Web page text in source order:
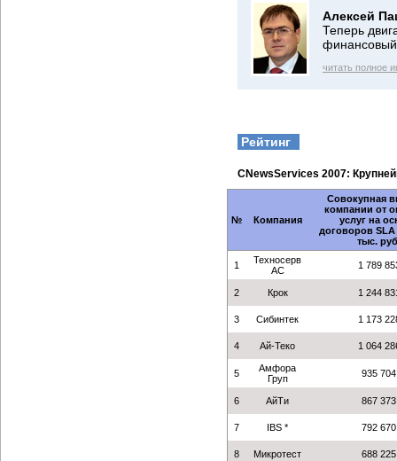
Алексей
Теперь
финансовый
читать полное
Рейтинг
CNewsServices 2007:
№ Компания
Совокупная
компании от
услуг на
договоров SLA
тыс.
1
Техносерв
АС
1 789
2 Крок 1 244
3 Сибинтек 1 173
4 Ай-Теко 1 064
5
Амфора
Груп
935 704
6 АйТи 867 373
7 IBS * 792 670
8 Микротест 688 225